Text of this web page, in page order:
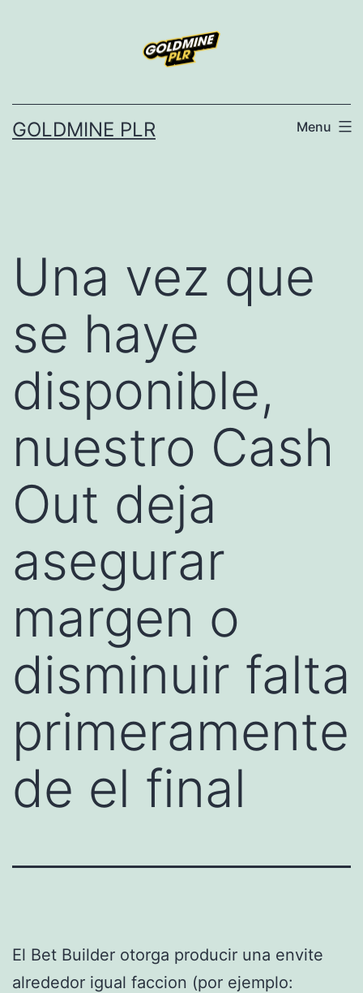
GOLDMINE PLR Menu
Una vez que
se haye
disponible,
nuestro Cash
Out deja
asegurar
margen o
disminuir falta
primeramente
de el final
El Bet Builder otorga producir una envite
alrededor igual faccion (por ejemplo: